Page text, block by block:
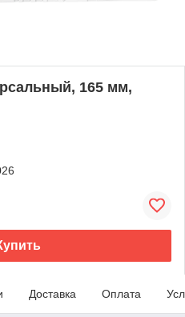
165 мм,
Доставка Оплата